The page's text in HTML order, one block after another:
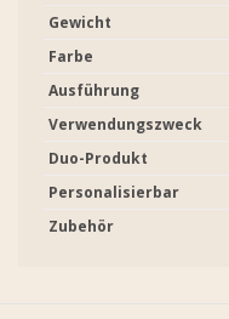
Gewicht
Farbe
Ausführung
Verwendungszweck
Duo-Produkt
Personalisierbar
Zubehör